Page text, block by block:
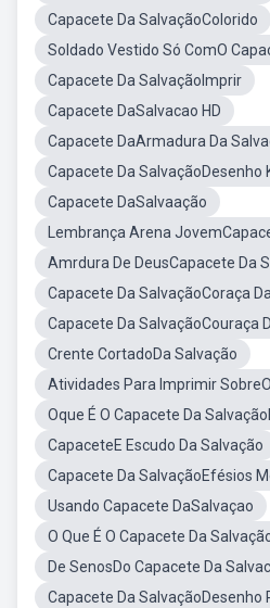
Capacete Da SalvaçãoColorido
Soldado Vestido Só ComO
Capacete Da SalvaçãoImprir
Capacete DaSalvacao HD
Capacete DaArmadura Da
Capacete Da SalvaçãoDesenho
Capacete DaSalvaação
Lembrança Arena
Amrdura De DeusCapacete Da
Capacete Da SalvaçãoCoraça
Capacete Da SalvaçãoCouraça
Crente CortadoDa Salvação
Atividades Para Imprimir
Oque É O Capacete Da
CapaceteE Escudo Da Salvação
Capacete Da SalvaçãoEfésios
Usando Capacete DaSalvaçao
O Que É O Capacete Da
De SenosDo Capacete Da
Capacete Da SalvaçãoDesenho